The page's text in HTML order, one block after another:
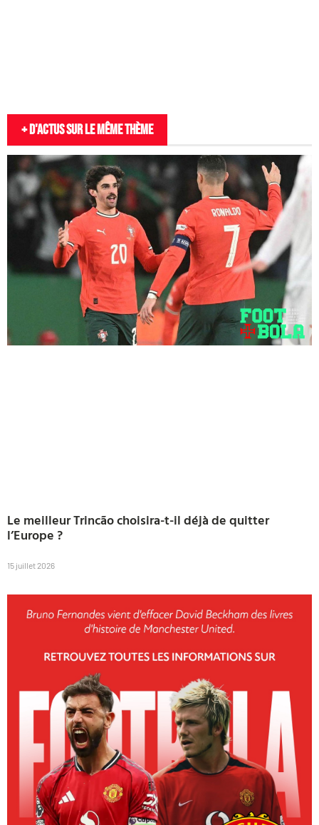
+ D'actus sur le même thème
Le meilleur Trincão choisira-t-il déjà de quitter
l’Europe ?
15 juillet 2026